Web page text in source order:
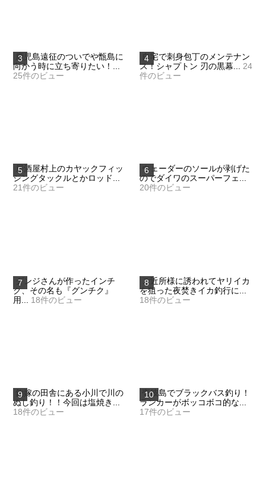
鹿児島遠征のついでや甑島に
向かう時に立ち寄りたい！...
25件のビュー
自宅で刺身包丁のメンテナン
ス！シャプトン 刃の黒幕...
24
件のビュー
居酒屋村上のカヤックフィッ
シングタックルとかロッド...
21件のビュー
ウェーダーのソールが剥げた
のでダイワのスーパーフェ...
20件のビュー
グンジさんが作ったインチ
ク、その名も『グンチク』
用...
18件のビュー
ご近所様に誘われてヤリイカ
を狙った夜焚きイカ釣行に...
18件のビュー
釣嫁の田舎にある小川で川の
ぬし釣り！！今回は塩焼き...
18件のビュー
壱岐島でブラックバス釣り！
ランカーがボッコボコ的な...
17件のビュー